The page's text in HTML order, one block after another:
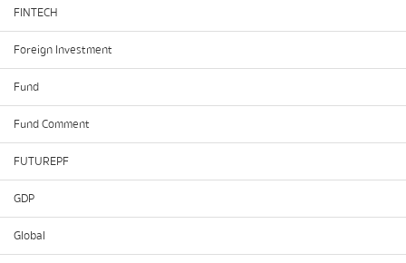
FINTECH
Foreign Investment
Fund
Fund Comment
FUTUREPF
GDP
Global